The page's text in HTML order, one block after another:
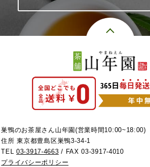
巣鴨のお茶屋さん山年園(営業時間10:00~18:00)
住所 東京都豊島区巣鴨3-34-1
TEL03-3917-4663 / FAX 03-3917-4010
プライバシーポリシー